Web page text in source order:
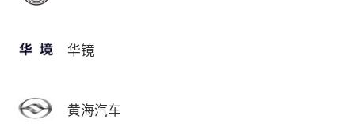
华镜
黄海汽车